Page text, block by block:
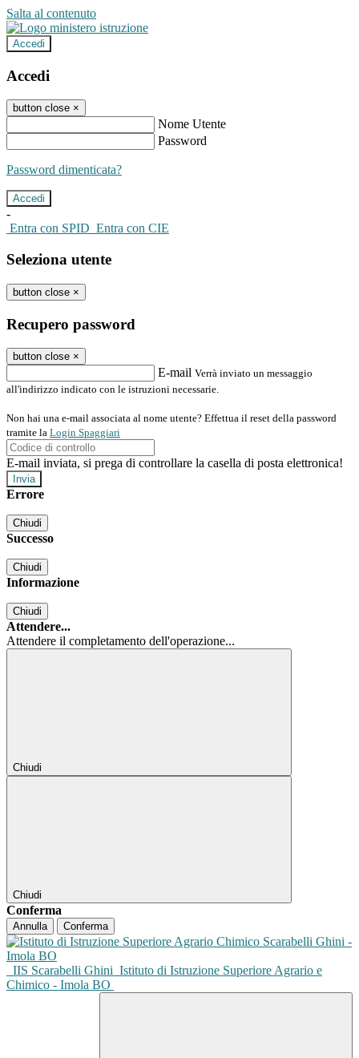
Salta al contenuto
Accedi
Accedi
button close ×
Nome Utente
Password
Password dimenticata?
-
Entra con SPID Entra con CIE
Seleziona utente
button close ×
Recupero password
button close ×
E-mail Verrà inviato un messaggio
all'indirizzo indicato con le istruzioni necessarie.
Non hai una e-mail associata al nome utente? Effettua il reset della password
tramite la Login Spaggiari
E-mail inviata, si prega di controllare la casella di posta elettronica!
Errore
Chiudi
Successo
Chiudi
Informazione
Chiudi
Attendere...
Attendere il completamento dell'operazione...
Chiudi
Chiudi
Conferma
Annulla Conferma
IIS Scarabelli Ghini Istituto di Istruzione Superiore Agrario e
Chimico - Imola BO